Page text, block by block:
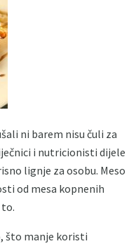
ni barem nisu čuli za
i nutricionisti dijele
lignje za osobu. Meso
od mesa kopnenih
što manje koristi